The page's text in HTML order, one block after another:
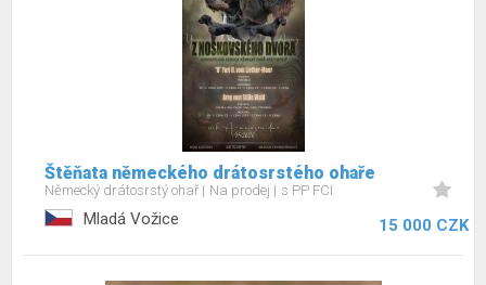
Štěňata německého drátosrstého ohaře
Německý drátosrstý ohař Na prodej s PP FCI
Mladá Vožice 15 000 CZK